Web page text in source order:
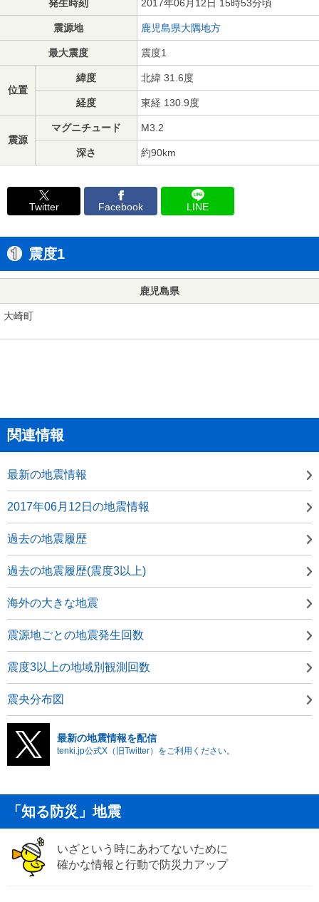
発生時刻 2017年06月12日 15時53分頃
震源地 鹿児島県大隅地方
最大震度 震度1
位置
緯度 北緯 31.6度
経度 東経 130.9度
震源
マグニチュード M3.2
深さ 約90km
Twitter Facebook LINE
震度1
鹿児島県
大崎町
関連情報
最新の地震情報
2017年06月12日の地震情報
過去の地震履歴
過去の地震履歴(震度3以上)
海外の大きな地震
震源地ごとの地震発生回数
震度3以上の地域別観測回数
震央分布図
最新の地震情報を配信
tenki.jp公式X（旧Twitter）をご利用ください。
「知る防災」地震
いざという時にあわてないために
確かな情報と行動で防災力アップ